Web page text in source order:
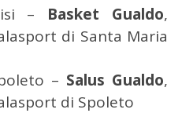
– Basket Gualdo,
di Santa Maria
– Salus Gualdo,
di Spoleto